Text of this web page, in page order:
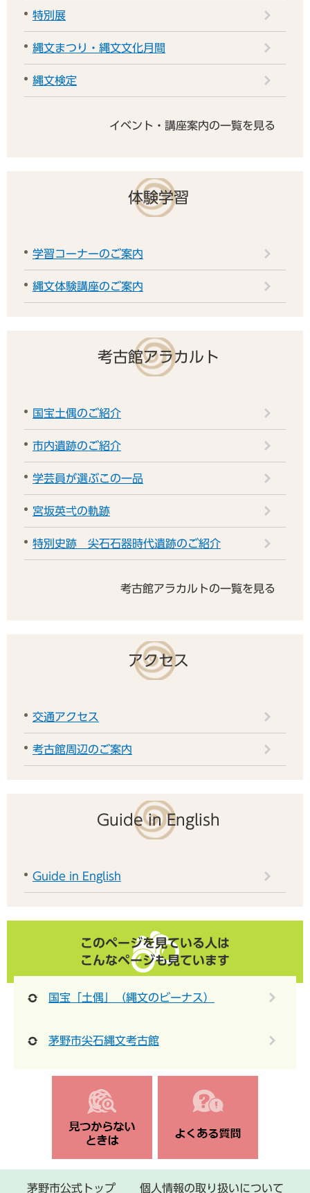
特別展
縄文まつり・縄文文化月間
縄文検定
イベント・講座案内の一覧を見る
体験学習
学習コーナーのご案内
縄文体験講座のご案内
考古館アラカルト
国宝土偶のご紹介
市内遺跡のご紹介
学芸員が選ぶこの一品
宮坂英弌の軌跡
特別史跡 尖石石器時代遺跡のご紹介
考古館アラカルトの一覧を見る
アクセス
交通アクセス
考古館周辺のご案内
Guide in English
Guide in English
このページを見ている人は
こんなページも見ています
国宝「土偶」（縄文のビーナス）
茅野市尖石縄文考古館
茅野市公式トップ 個人情報の取り扱いについて